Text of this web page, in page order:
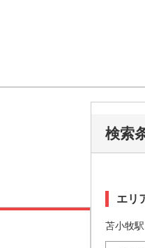
検索
エリ
苫小牧駅